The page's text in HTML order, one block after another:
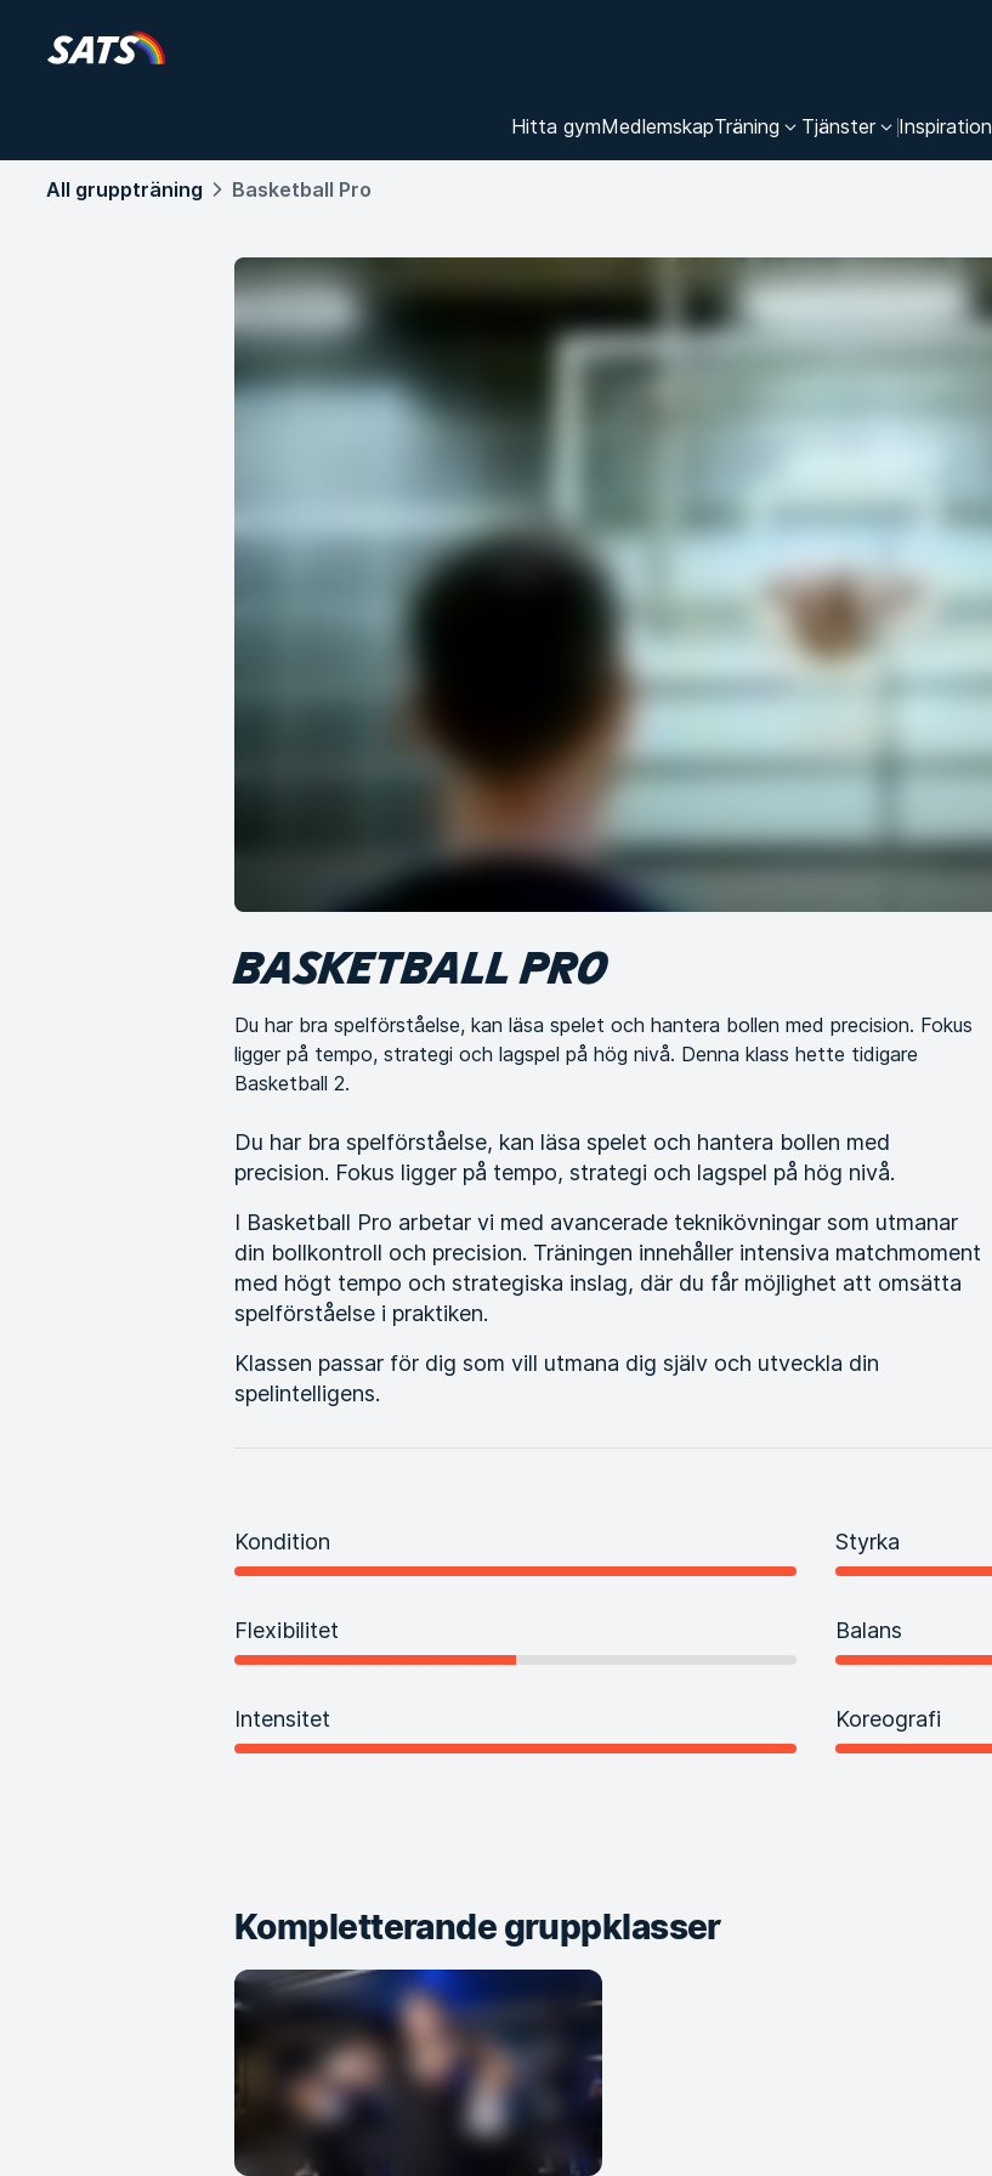
Hitta gymMedlemskapTräning Tjänster Inspiration
All gruppträning Basketball Pro
BASKETBALL PRO
Du har bra spelförståelse, kan läsa spelet och hantera bollen med precision. Fokus
ligger på tempo, strategi och lagspel på hög nivå. Denna klass hette tidigare
Basketball 2.
Du har bra spelförståelse, kan läsa spelet och hantera bollen med
precision. Fokus ligger på tempo, strategi och lagspel på hög nivå.
I Basketball Pro arbetar vi med avancerade teknikövningar som utmanar
din bollkontroll och precision. Träningen innehåller intensiva matchmoment
med högt tempo och strategiska inslag, där du får möjlighet att omsätta
spelförståelse i praktiken.
Klassen passar för dig som vill utmana dig själv och utveckla din
spelintelligens.
Kondition Styrka
Flexibilitet Balans
Intensitet Koreografi
Kompletterande gruppklasser